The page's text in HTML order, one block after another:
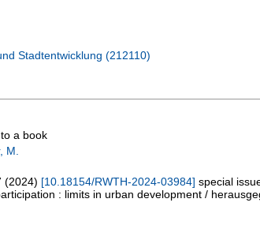
Stadtentwicklung (212110)
a book
M.
(2024) [10.18154/RWTH-2024-03984] special
: limits in urban development /